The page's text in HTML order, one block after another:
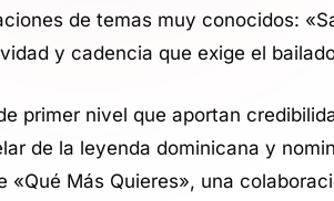
de temas muy conocidos:
y cadencia que exige el
primer nivel que aportan
de la leyenda dominicana y
Más Quieres», una